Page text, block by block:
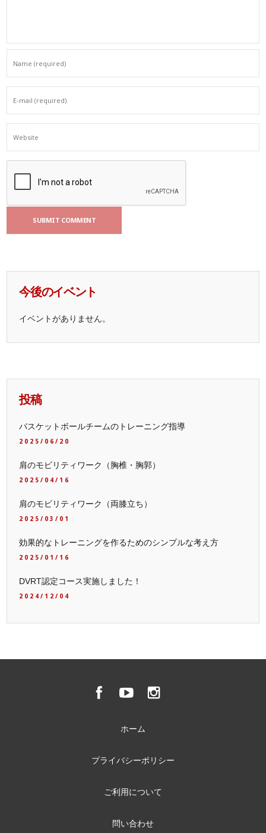
今後のイベント
イベントがありません。
投稿
バスケットボールチームのトレーニング指導
2025/06/20
肩のモビリティワーク（胸椎・胸郭）
2025/04/16
肩のモビリティワーク（両膝立ち）
2025/03/01
効果的なトレーニングを作るためのシンプルな考え方
2025/01/16
DVRT認定コース実施しました！
2024/12/04
ホーム
プライバシーポリシー
ご利用について
問い合わせ